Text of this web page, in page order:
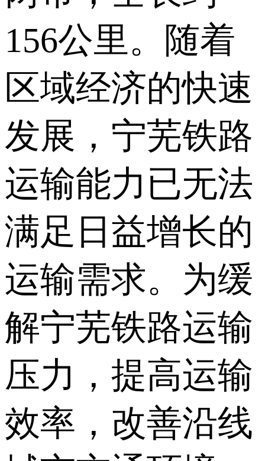
156公里。随着
区域经济的快速
发展，宁芜铁路
运输能力已无法
满足日益增长的
运输需求。为缓
解宁芜铁路运输
压力，提高运输
效率，改善沿线